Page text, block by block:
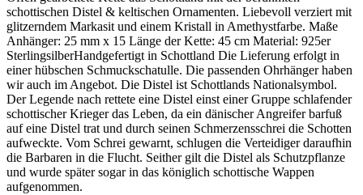
schottischen Distel & keltischen Ornamenten. Liebevoll verziert mit
glitzerndem Markasit und einem Kristall in Amethystfarbe. Maße
Anhänger: 25 mm x 15 Länge der Kette: 45 cm Material: 925er
SterlingsilberHandgefertigt in Schottland Die Lieferung erfolgt in
einer hübschen Schmuckschatulle. Die passenden Ohrhänger haben
wir auch im Angebot. Die Distel ist Schottlands Nationalsymbol.
Der Legende nach rettete eine Distel einst einer Gruppe schlafender
schottischer Krieger das Leben, da ein dänischer Angreifer barfuß
auf eine Distel trat und durch seinen Schmerzensschrei die Schotten
aufweckte. Vom Schrei gewarnt, schlugen die Verteidiger daraufhin
die Barbaren in die Flucht. Seither gilt die Distel als Schutzpflanze
und wurde später sogar in das königlich schottische Wappen
aufgenommen.